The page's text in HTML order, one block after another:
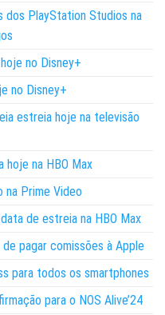
dos PlayStation Studios na
no Disney+
no Disney+
estreia hoje na televisão
hoje na HBO Max
na Prime Video
de estreia na HBO Max
pagar comissões à Apple
para todos os smartphones
para o NOS Alive’24